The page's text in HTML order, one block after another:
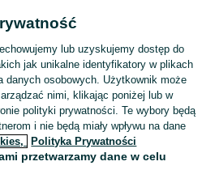
lub uzyskujemy dostęp do
jak unikalne identyfikatory w plikach
danych osobowych. Użytkownik może
nimi, klikając poniżej lub w
polityki prywatności. Te wybory będą
i nie będą miały wpływu na dane
Polityka Prywatności
przetwarzamy dane w celu